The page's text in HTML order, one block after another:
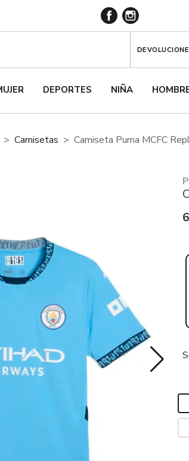
DEPORTES NIÑA
Camisetas Camiseta Puma MCFC